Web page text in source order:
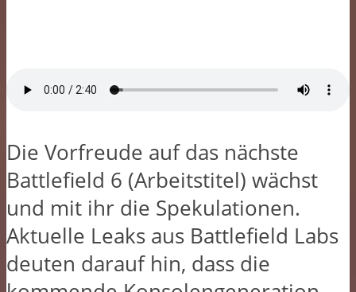
Die Vorfreude auf das nächste
Battlefield 6 (Arbeitstitel) wächst
und mit ihr die Spekulationen.
Aktuelle Leaks aus Battlefield Labs
deuten darauf hin, dass die